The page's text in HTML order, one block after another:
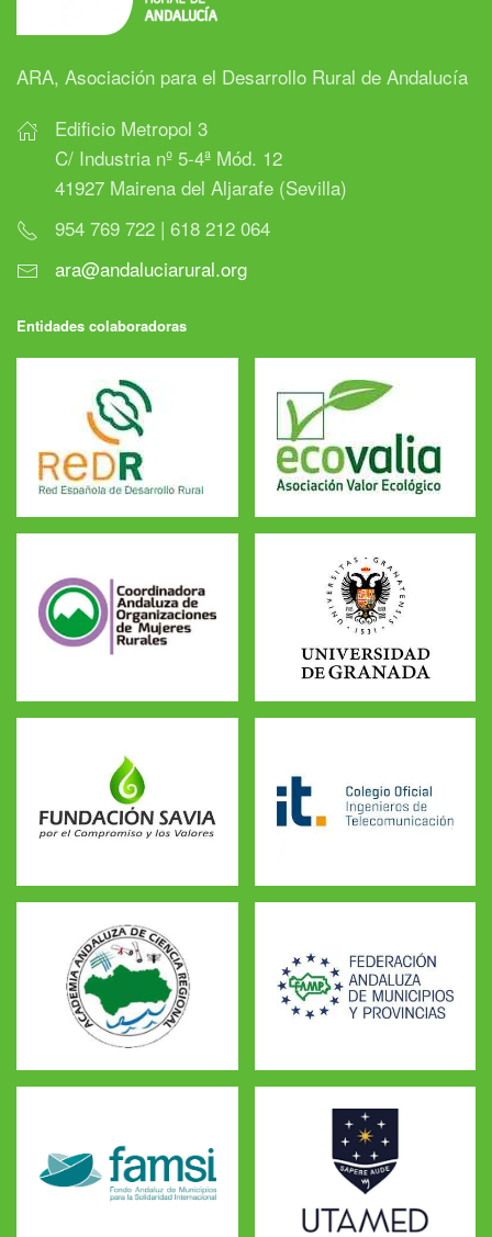
ARA, Asociación para el Desarrollo Rural de Andalucía
Edificio Metropol 3
C/ Industria nº 5-4ª Mód. 12
41927 Mairena del Aljarafe (Sevilla)
954 769 722 | 618 212 064
ara@andaluciarural.org
Entidades colaboradoras